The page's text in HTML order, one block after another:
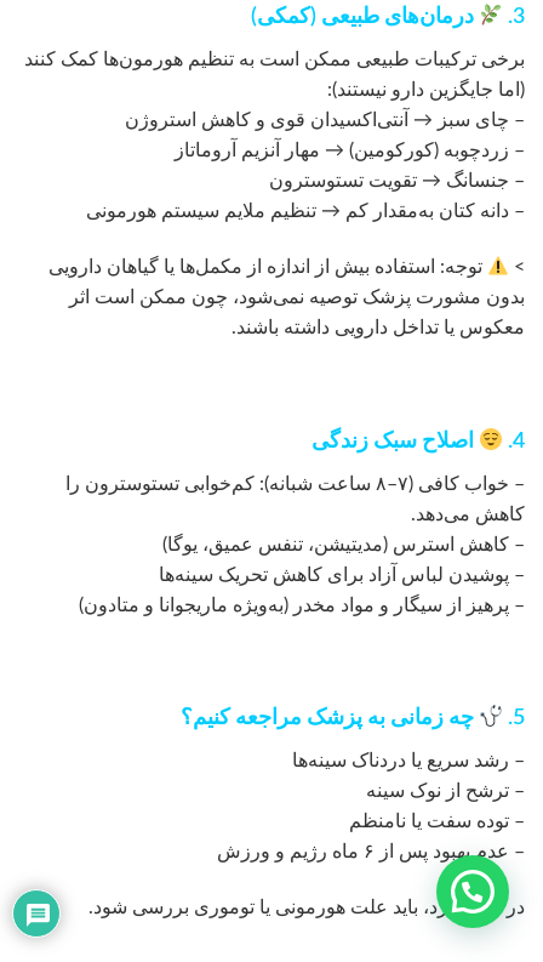
3. درمان‌های طبیعی (کمکی)
برخی ترکیبات طبیعی ممکن است به تنظیم هورمون‌ها کمک کنند
(اما جایگزین دارو نیستند):
– چای سبز → آنتی‌اکسیدان قوی و کاهش استروژن
– زردچوبه (کورکومین) → مهار آنزیم آروماتاز
– جنسانگ → تقویت تستوسترون
– دانه کتان به‌مقدار کم → تنظیم ملایم سیستم هورمونی
>
توجه: استفاده بیش از اندازه از مکمل‌ها یا گیاهان دارویی
بدون مشورت پزشک توصیه نمی‌شود، چون ممکن است اثر
معکوس یا تداخل دارویی داشته باشند.
4. اصلاح سبک زندگی
– خواب کافی (۷–۸ ساعت شبانه): کم‌خوابی تستوسترون را
کاهش می‌دهد.
– کاهش استرس (مدیتیشن، تنفس عمیق، یوگا)
– پوشیدن لباس آزاد برای کاهش تحریک سینه‌ها
– پرهیز از سیگار و مواد مخدر (به‌ویژه ماریجوانا و متادون)
5. چه زمانی به پزشک مراجعه کنیم؟
– رشد سریع یا دردناک سینه‌ها
– ترشح از نوک سینه
– توده سفت یا نامنظم
– عدم بهبود پس از ۶ ماه رژیم و ورزش
در این موارد، باید علت هورمونی یا توموری بررسی شود.